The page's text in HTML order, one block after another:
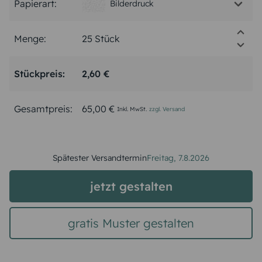
Papierart: Bilderdruck
Menge:
Stückpreis: 2,60 €
Gesamtpreis: 65,00 € Inkl. MwSt. zzgl. Versand
Spätester VersandterminFreitag, 7.8.2026
jetzt gestalten
gratis Muster gestalten